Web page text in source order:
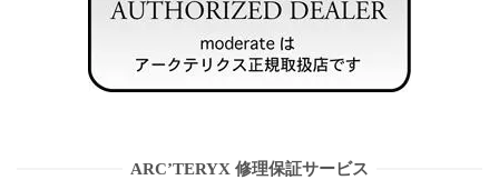
ARC’TERYX 修理保証サービス